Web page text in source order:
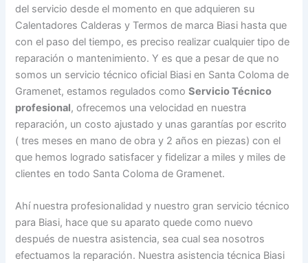
del servicio desde el momento en que adquieren su
Calentadores Calderas y Termos de marca Biasi hasta que
con el paso del tiempo, es preciso realizar cualquier tipo de
reparación o mantenimiento. Y es que a pesar de que no
somos un servicio técnico oficial Biasi en Santa Coloma de
Gramenet, estamos regulados comoServicio Técnico
profesional, ofrecemos una velocidad en nuestra
reparación, un costo ajustado y unas garantías por escrito
( tres meses en mano de obra y 2 años en piezas) con el
que hemos logrado satisfacer y fidelizar a miles y miles de
clientes en todo Santa Coloma de Gramenet.
Ahí nuestra profesionalidad y nuestro gran servicio técnico
para Biasi, hace que su aparato quede como nuevo
después de nuestra asistencia, sea cual sea nosotros
efectuamos la reparación. Nuestra asistencia técnica Biasi